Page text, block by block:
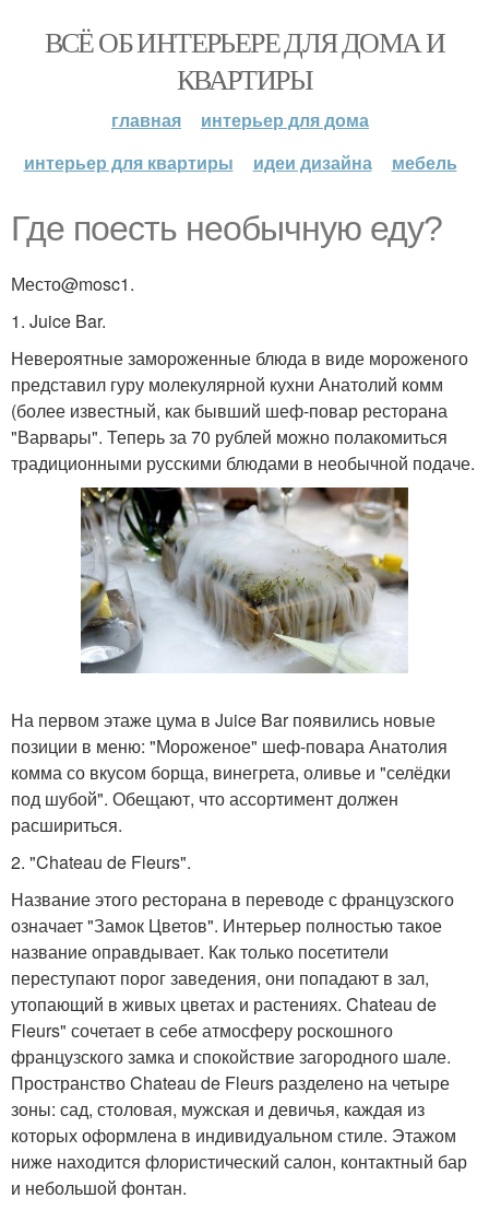
ВСЁ ОБ ИНТЕРЬЕРЕ ДЛЯ ДОМА И
КВАРТИРЫ
главная
интерьер для дома
интерьер для квартиры
идеи дизайна мебель
Где поесть необычную еду?
Место@mosc1.
1. Juice Bar.
Невероятные замороженные блюда в виде мороженого
представил гуру молекулярной кухни Анатолий комм
(более известный, как бывший шеф-повар ресторана
"Варвары". Теперь за 70 рублей можно полакомиться
традиционными русскими блюдами в необычной подаче.
На первом этаже цума в Juice Bar появились новые
позиции в меню: "Мороженое" шеф-повара Анатолия
комма со вкусом борща, винегрета, оливье и "селёдки
под шубой". Обещают, что ассортимент должен
расшириться.
2. "Chateau de Fleurs".
Название этого ресторана в переводе с французского
означает "Замок Цветов". Интерьер полностью такое
название оправдывает. Как только посетители
переступают порог заведения, они попадают в зал,
утопающий в живых цветах и растениях. Chateau de
Fleurs" сочетает в себе атмосферу роскошного
французского замка и спокойствие загородного шале.
Пространство Chateau de Fleurs разделено на четыре
зоны: сад, столовая, мужская и девичья, каждая из
которых оформлена в индивидуальном стиле. Этажом
ниже находится флористический салон, контактный бар
и небольшой фонтан.